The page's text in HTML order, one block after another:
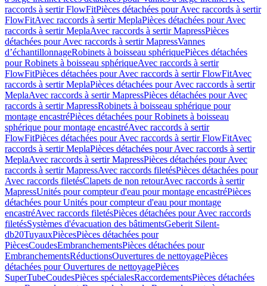
raccords à sertir FlowFitPièces détachées pour Avec raccords à sertir
FlowFitAvec raccords à sertir MeplaPièces détachées pour Avec
raccords à sertir MeplaAvec raccords à sertir MapressPièces
détachées pour Avec raccords à sertir MapressVannes
d’échantillonnageRobinets à boisseau sphériquePièces détachées
pour Robinets à boisseau sphériqueAvec raccords à sertir
FlowFitPièces détachées pour Avec raccords à sertir FlowFitAvec
raccords à sertir MeplaPièces détachées pour Avec raccords à sertir
MeplaAvec raccords à sertir MapressPièces détachées pour Avec
raccords à sertir MapressRobinets à boisseau sphérique pour
montage encastréPièces détachées pour Robinets à boisseau
sphérique pour montage encastréAvec raccords à sertir
FlowFitPièces détachées pour Avec raccords à sertir FlowFitAvec
raccords à sertir MeplaPièces détachées pour Avec raccords à sertir
MeplaAvec raccords à sertir MapressPièces détachées pour Avec
raccords à sertir MapressAvec raccords filetésPièces détachées pour
Avec raccords filetésClapets de non retourAvec raccords à sertir
MapressUnités pour compteur d'eau pour montage encastréPièces
détachées pour Unités pour compteur d'eau pour montage
encastréAvec raccords filetésPièces détachées pour Avec raccords
filetésSystèmes d'évacuation des bâtimentsGeberit Silent-
db20TuyauxPiècesPièces détachées pour
PiècesCoudesEmbranchementsPièces détachées pour
EmbranchementsRéductionsOuvertures de nettoyagePièces
détachées pour Ouvertures de nettoyagePièces
SuperTubeCoudesPièces spécialesRaccordementsPièces détachées